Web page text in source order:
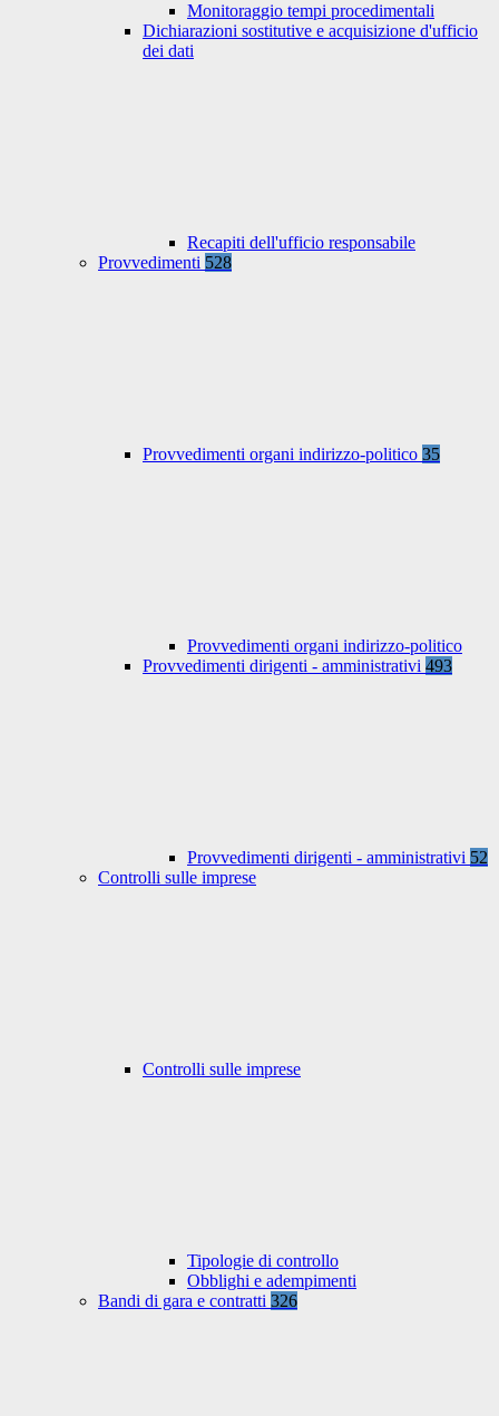
Monitoraggio tempi procedimentali
Dichiarazioni sostitutive e acquisizione d'ufficio
dei dati
Recapiti dell'ufficio responsabile
Provvedimenti 528
Provvedimenti organi indirizzo-politico 35
Provvedimenti organi indirizzo-politico
Provvedimenti dirigenti - amministrativi 493
Provvedimenti dirigenti - amministrativi 52
Controlli sulle imprese
Controlli sulle imprese
Tipologie di controllo
Obblighi e adempimenti
Bandi di gara e contratti 326